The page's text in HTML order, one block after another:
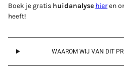
Boek je gratis huidanalyse hieren
heeft!
WAAROM WIJ VAN DIT